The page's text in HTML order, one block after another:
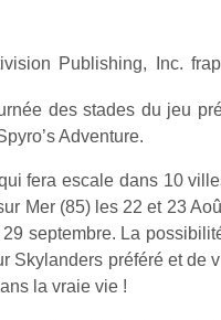
Publishing, Inc.
des stades du jeu
Adventure.
fera escale dans 10
Mer (85) les 22 et 23
29 septembre. La
Skylanders préféré et de
la vraie vie !